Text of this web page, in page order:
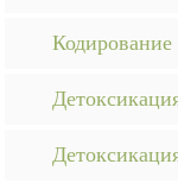
Кодирование